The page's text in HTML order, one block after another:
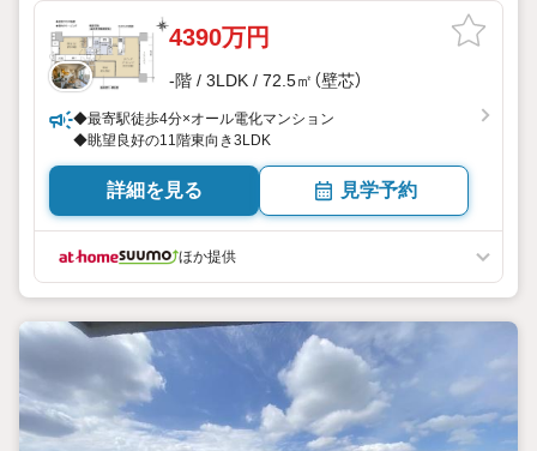
4390万円
-階 / 3LDK / 72.5㎡（壁芯）
◆最寄駅徒歩4分×オール電化マンション
◆眺望良好の11階東向き3LDK
詳細を見る 見学予約
ほか提供